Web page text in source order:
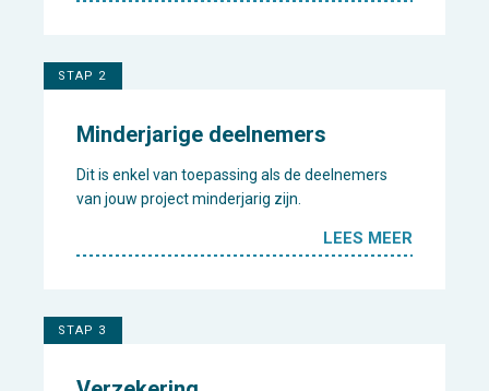
STAP 2
Minderjarige deelnemers
Dit is enkel van toepassing als de deelnemers
van jouw project minderjarig zijn.
LEES MEER
STAP 3